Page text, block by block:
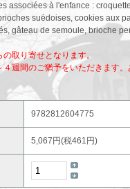
associées à l'enfance :
suédoises, cookies aux
gâteau de semoule, brioche
取り寄せとなります。
週間のご猶予をいただきます。
9782812604775
5,067円(税461円)